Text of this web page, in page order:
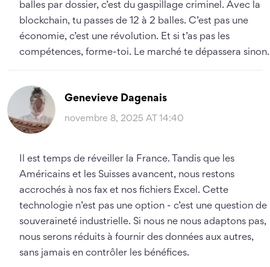
balles par dossier, c’est du gaspillage criminel. Avec la
blockchain, tu passes de 12 à 2 balles. C’est pas une
économie, c’est une révolution. Et si t’as pas les
compétences, forme-toi. Le marché te dépassera sinon.
Genevieve Dagenais
novembre 8, 2025 AT 14:40
Il est temps de réveiller la France. Tandis que les
Américains et les Suisses avancent, nous restons
accrochés à nos fax et nos fichiers Excel. Cette
technologie n’est pas une option - c’est une question de
souveraineté industrielle. Si nous ne nous adaptons pas,
nous serons réduits à fournir des données aux autres,
sans jamais en contrôler les bénéfices.